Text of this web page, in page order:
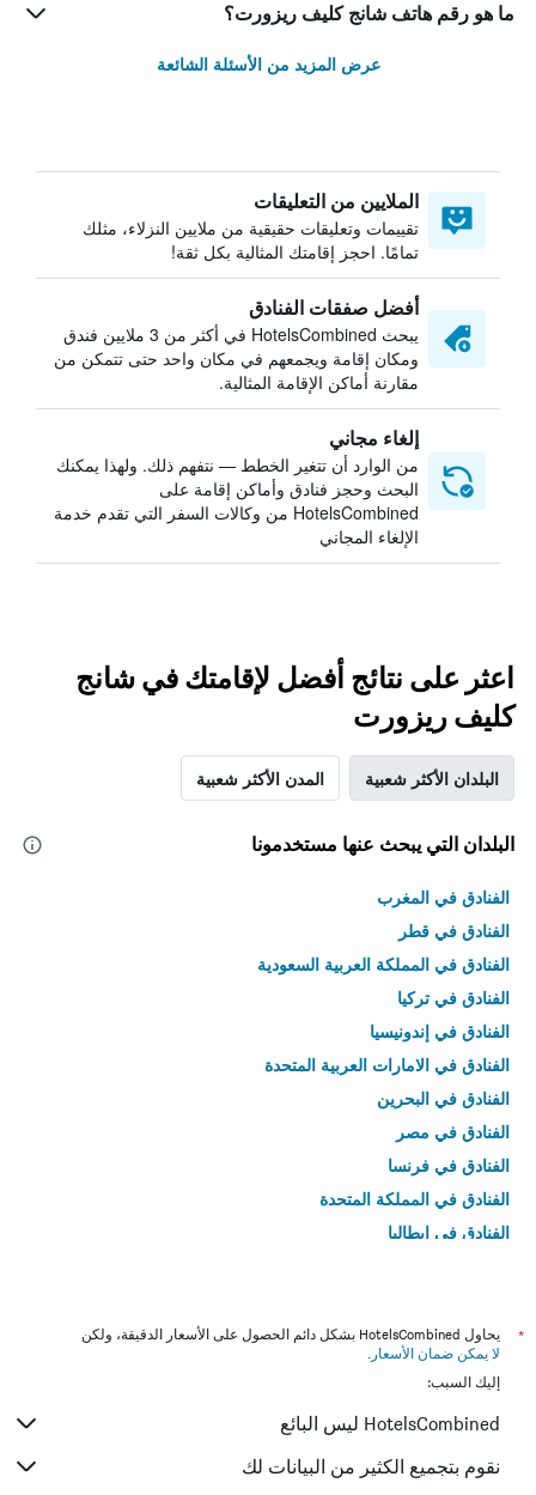
ما هو رقم هاتف شانج كليف ريزورت؟
عرض المزيد من الأسئلة الشائعة
الملايين من التعليقات
تقييمات وتعليقات حقيقية من ملايين النزلاء، مثلك
تمامًا. احجز إقامتك المثالية بكل ثقة!
أفضل صفقات الفنادق
يبحث HotelsCombined في أكثر من 3 ملايين فندق
ومكان إقامة ويجمعهم في مكان واحد حتى تتمكن من
مقارنة أماكن الإقامة المثالية.
إلغاء مجاني
من الوارد أن تتغير الخطط — نتفهم ذلك. ولهذا يمكنك
البحث وحجز فنادق وأماكن إقامة على
HotelsCombined من وكالات السفر التي تقدم خدمة
الإلغاء المجاني
اعثر على نتائج أفضل لإقامتك في شانج
كليف ريزورت
البلدان الأكثر شعبية المدن الأكثر شعبية
البلدان التي يبحث عنها مستخدمونا
الفنادق في المغرب
الفنادق في قطر
الفنادق في المملكة العربية السعودية
الفنادق في تركيا
الفنادق في إندونيسيا
الفنادق في الامارات العربية المتحدة
الفنادق في البحرين
الفنادق في مصر
الفنادق في فرنسا
الفنادق في المملكة المتحدة
الفنادق في إيطاليا
*
يحاول HotelsCombined بشكل دائم الحصول على الأسعار الدقيقة، ولكن
لا يمكن ضمان الأسعار .
إليك السبب:
HotelsCombined ليس البائع
نقوم بتجميع الكثير من البيانات لك